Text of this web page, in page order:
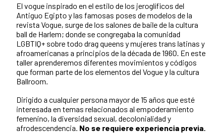
El vogue inspirado en el estilo de los jeroglíficos del
Antiguo Egipto y las famosas poses de modelos de la
revista Vogue, surge de los salones de baile de la cultura
ball de Harlem; donde se congregaba la comunidad
LGBTIQ+ sobre todo drag queens y mujeres trans latinas y
afroamericanas a principios de la década de 1960. En este
taller aprenderemos diferentes movimientos y códigos
que forman parte de los elementos del Vogue y la cultura
Ballroom.
Dirigido a cualquier persona mayor de 15 años que esté
interesada en temas relacionados al empoderamiento
femenino, la diversidad sexual, decolonialidad y
afrodescendencia. No se requiere experiencia previa.